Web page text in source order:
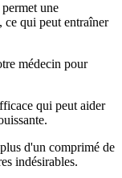
une
ce qui peut entraîner
médecin pour
qui peut aider
d'un comprimé de
indésirables.